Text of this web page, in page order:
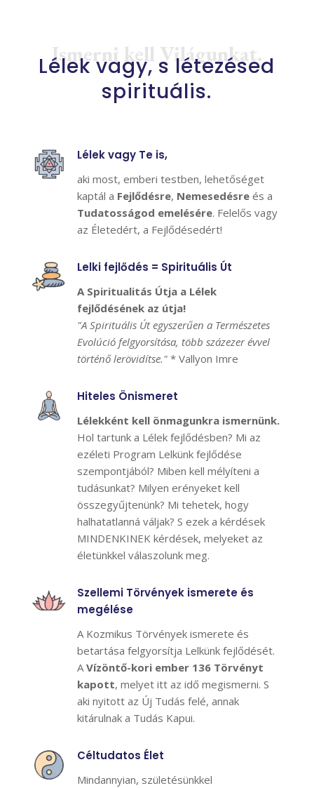
Ismerni kell Világunkat.
Lélek vagy, s létezésed
spirituális.
Lélek vagy Te is,
aki most, emberi testben, lehetőséget
kaptál a Fejlődésre, Nemesedésreés a
Tudatosságod emelésére. Felelős vagy
az Életedért, a Fejlődésedért!
Lelki fejlődés = Spirituális Út
A Spiritualitás Útja a Lélek
fejlődésének az útja!
"A Spirituális Út egyszerűen a Természetes
Evolúció felgyorsítása, több százezer évvel
történő lerövidítse."* Vallyon Imre
Hiteles Önismeret
Lélekként kell önmagunkra ismernünk.
Hol tartunk a Lélek fejlődésben? Mi az
ezéleti Program Lelkünk fejlődése
szempontjából? Miben kell mélyíteni a
tudásunkat? Milyen erényeket kell
összegyűjtenünk? Mi tehetek, hogy
halhatatlanná váljak? S ezek a kérdések
MINDENKINEK kérdések, melyeket az
életünkkel válaszolunk meg.
Szellemi Törvények ismerete és
megélése
A Kozmikus Törvények ismerete és
betartása felgyorsítja Lelkünk fejlődését.
A Vízöntő-kori ember 136 Törvényt
kapott, melyet itt az idő megismerni. S
aki nyitott az Új Tudás felé, annak
kitárulnak a Tudás Kapui.
Céltudatos Élet
Mindannyian, születésünkkel